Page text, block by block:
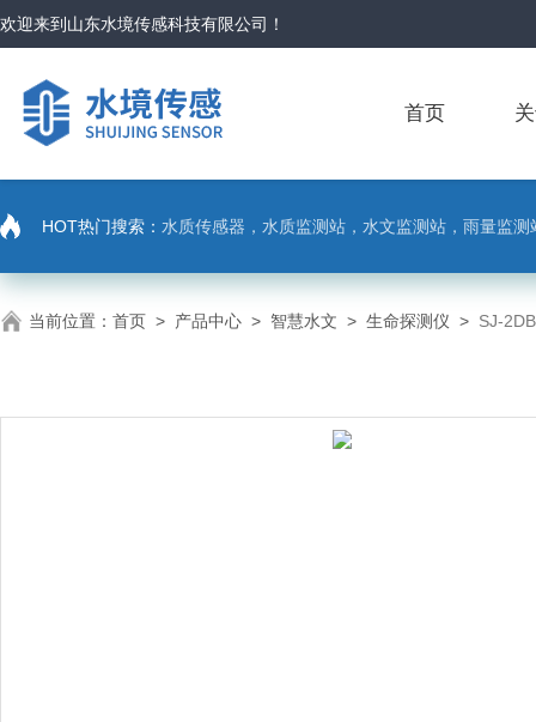
欢迎来到 山东水境传感科技有限公司 ！
首页
HOT热门搜索： 水质传感器，水质监测站，水文监测站，雨量监
当前位置： 首页 > 产品中心 > 智慧水文 > 生命探测仪 > SJ-